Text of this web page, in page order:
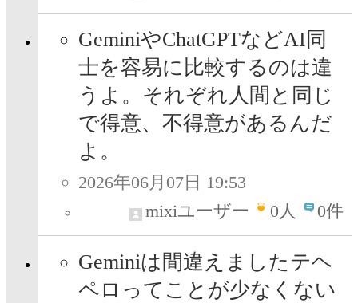
GeminiやChatGPTなどAI同
士を容易に比較するのは違
うよ。それぞれ人間と同じ
で得意、不得意があるんだ
よ。
2026年06月07日 19:53
mixiユーザー
0人 0件
Geminiは間違えましたテヘ
ペロってことが少なくない